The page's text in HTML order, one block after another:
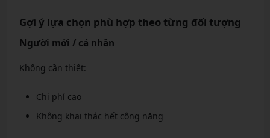
Gợi ý lựa chọn phù hợp theo từng đối tượng
Người mới / cá nhân
Không cần thiết:
Chi phí cao
Không khai thác hết công năng